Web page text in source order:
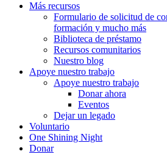
Más recursos
Formulario de solicitud de
formación y mucho más
Biblioteca de préstamo
Recursos comunitarios
Nuestro blog
Apoye nuestro trabajo
Apoye nuestro trabajo
Donar ahora
Eventos
Dejar un legado
Voluntario
One Shining Night
Donar